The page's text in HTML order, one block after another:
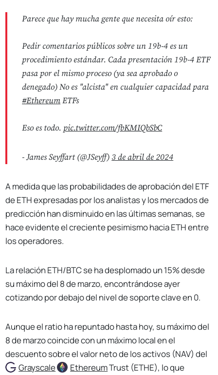
Parece que hay mucha gente que necesita oír esto:
Pedir comentarios públicos sobre un 19b-4 es un
procedimiento estándar. Cada presentación 19b-4 ETF
pasa por el mismo proceso (ya sea aprobado o
denegado) No es "alcista" en cualquier capacidad para
#EthereumETFs
Eso es todo. pic.twitter.com/fbKMIQbSbC
- James Seyffart (@JSeyff) 3 de abril de 2024
A medida que las probabilidades de aprobación del ETF
de ETH expresadas por los analistas y los mercados de
predicción han disminuido en las últimas semanas, se
hace evidente el creciente pesimismo hacia ETH entre
los operadores.
La relación ETH/BTC se ha desplomado un 15% desde
su máximo del 8 de marzo, encontrándose ayer
cotizando por debajo del nivel de soporte clave en 0.
Aunque el ratio ha repuntado hasta hoy, su máximo del
8 de marzo coincide con un máximo local en el
descuento sobre el valor neto de los activos (NAV) del
Grayscale
EthereumTrust (ETHE), lo que